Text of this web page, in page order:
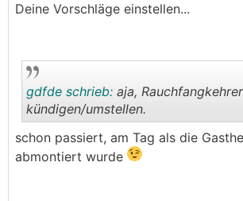
Deine Vorschläge einstellen...
gdfde schrieb: aja,
kündigen/umstellen.
schon passiert, am Tag als die
abmontiert wurde